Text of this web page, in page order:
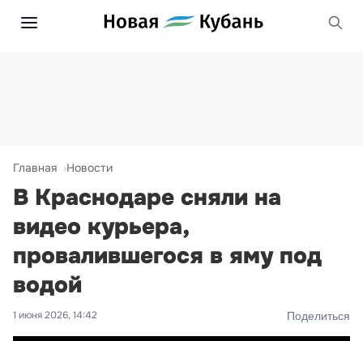
Главная Новости
В Краснодаре сняли на
видео курьера,
провалившегося в яму под
водой
1 июня 2026, 14:42 Поделиться